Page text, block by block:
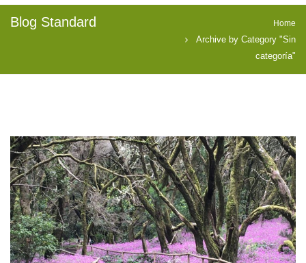
Blog Standard Home
Archive by Category "Sin
categoría"